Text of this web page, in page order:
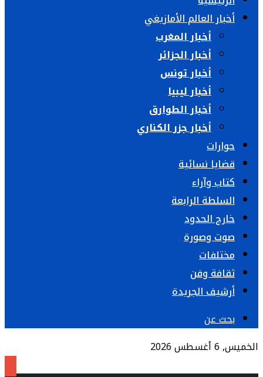
أخبار العالم الأمازيغي
أخبار المغرب
أخبار الجزائر
أخبار تونس
أخبار ليبيا
أخبار الطوارق
أخبار جزر الكناري
حوارات
قضايا نسائية
كتاب وآراء
السلطة الرابعة
خارج الحدود
صوت وصورة
مختلفات
ثقافة وفن
أرشيف الجريدة
بحث عن
الخميس, 6 أغسطس 2026